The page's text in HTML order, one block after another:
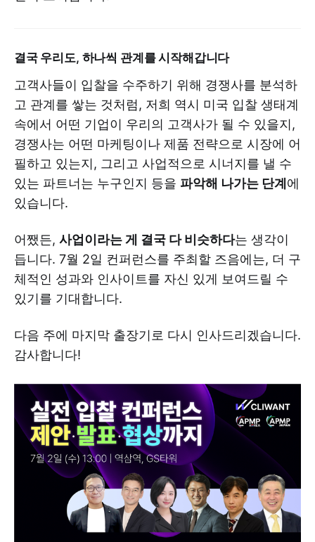
결국 우리도, 하나씩 관계를 시작해갑니다
고객사들이 입찰을 수주하기 위해 경쟁사를 분석하
고 관계를 쌓는 것처럼, 저희 역시 미국 입찰 생태계
속에서 어떤 기업이 우리의 고객사가 될 수 있을지,
경쟁사는 어떤 마케팅이나 제품 전략으로 시장에 어
필하고 있는지, 그리고 사업적으로 시너지를 낼 수
있는 파트너는 누구인지 등을 파악해 나가는 단계에
있습니다.
어쨌든, 사업이라는 게 결국 다 비슷하다는 생각이
듭니다. 7월 2일 컨퍼런스를 주최할 즈음에는, 더 구
체적인 성과와 인사이트를 자신 있게 보여드릴 수
있기를 기대합니다.
다음 주에 마지막 출장기로 다시 인사드리겠습니다.
감사합니다!